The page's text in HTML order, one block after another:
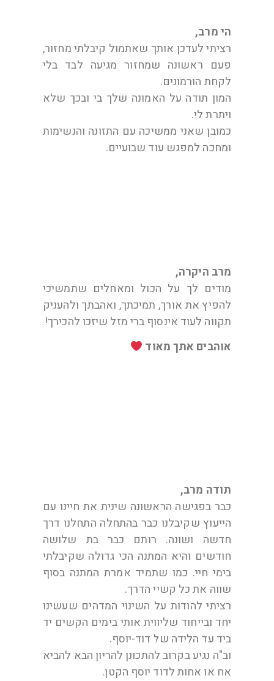
הי מרב,
רציתי לעדכן אותך שאתמול קיבלתי מחזור,
פעם ראשונה שמחזור מגיעה לבד בלי
לקחת הורמונים.
המון תודה על האמונה שלך בי ובכך שלא
ויתרת לי.
כמובן שאני ממשיכה עם התזונה והנשימות
ומחכה למפגש עוד שבועיים.
מרב היקרה,
מודים לך על הכול ומאחלים שתמשיכי
להפיץ את אורך, תמיכתך, ואהבתך ולהעניק
תקווה לעוד אינסוף ברי מזל שיזכו להכירך!
אוהבים אתך מאוד
תודה מרב,
כבר בפגישה הראשונה שינית את חיינו עם
הייעוץ שקיבלנו כבר בהתחלה התחלנו דרך
חדשה ושונה. רותם כבר בת שלושה
חודשים והיא המתנה הכי גדולה שקיבלתי
בימי חיי. כמו שתמיד אמרת המתנה בסוף
שווה את כל קשיי הדרך.
רציתי להודות על השינוי המדהים שעשינו
יחד ובייחוד שליווית אותי בימים הקשים יד
ביד עד הלידה של דוד-יוסף.
וב"ה נגיע בקרוב להתכונן להריון הבא להביא
אח או אחות לדוד יוסף הקטן.